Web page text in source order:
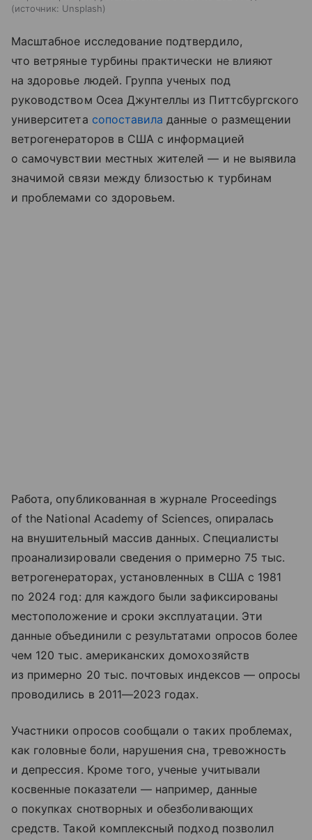
источник: Unsplash
Масштабное исследование подтвердило,
что ветряные турбины практически не влияют
на здоровье людей. Группа ученых под
руководством Осеа Джунтеллы из Питтсбургского
университета сопоставила данные о размещении
ветрогенераторов в США с информацией
о самочувствии местных жителей — и не выявила
значимой связи между близостью к турбинам
и проблемами со здоровьем.
Работа, опубликованная в журнале Proceedings
of the National Academy of Sciences, опиралась
на внушительный массив данных. Специалисты
проанализировали сведения о примерно 75 тыс.
ветрогенераторах, установленных в США с 1981
по 2024 год: для каждого были зафиксированы
местоположение и сроки эксплуатации. Эти
данные объединили с результатами опросов более
чем 120 тыс. американских домохозяйств
из примерно 20 тыс. почтовых индексов — опросы
проводились в 2011—2023 годах.
Участники опросов сообщали о таких проблемах,
как головные боли, нарушения сна, тревожность
и депрессия. Кроме того, ученые учитывали
косвенные показатели — например, данные
о покупках снотворных и обезболивающих
средств. Такой комплексный подход позволил